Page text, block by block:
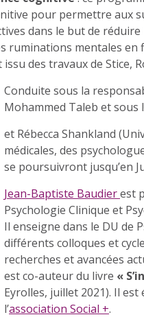
pour permettre aux
dans le but de
ruminations mentales
des travaux de Stice,
Conduite sous la
Mohammed Taleb et sous
et Rébecca Shankland
médicales, des
se poursuivront jusqu’en
Jean-Baptiste Baudierest
Psychologie Clinique et
Il enseigne dans le DU de
différents colloques et
recherches et avancées
est co-auteur du livre «
Eyrolles, juillet 2021). Il
l’association Social +.